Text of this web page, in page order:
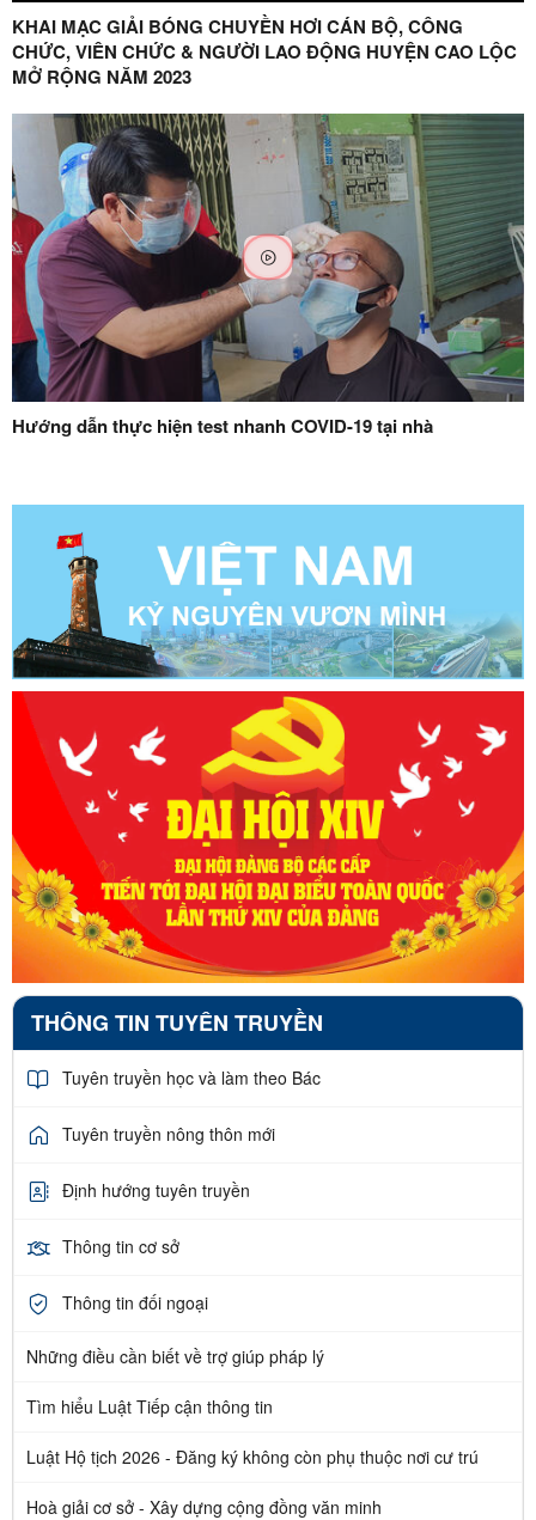
KHAI MẠC GIẢI BÓNG CHUYỀN HƠI CÁN BỘ, CÔNG
CHỨC, VIÊN CHỨC & NGƯỜI LAO ĐỘNG HUYỆN CAO LỘC
MỞ RỘNG NĂM 2023
Hướng dẫn thực hiện test nhanh COVID-19 tại nhà
THÔNG TIN TUYÊN TRUYỀN
Tuyên truyền học và làm theo Bác
Tuyên truyền nông thôn mới
Định hướng tuyên truyền
Thông tin cơ sở
Thông tin đối ngoại
Những điều cần biết về trợ giúp pháp lý
Tìm hiểu Luật Tiếp cận thông tin
Luật Hộ tịch 2026 - Đăng ký không còn phụ thuộc nơi cư trú
Hoà giải cơ sở - Xây dựng cộng đồng văn minh